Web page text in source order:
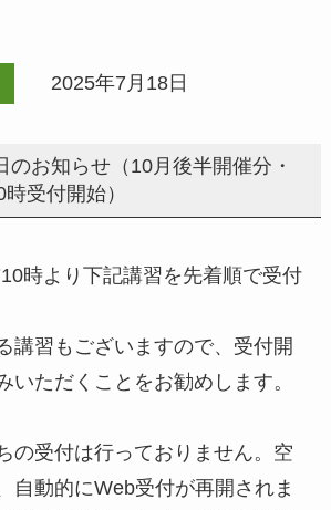
2025年7月18日
のお知らせ（10月後半開催分・
受付開始）
時より下記講習を先着順で受付
講習もございますので、受付開
いただくことをお勧めします。
の受付は行っておりません。空
自動的にWeb受付が再開されま